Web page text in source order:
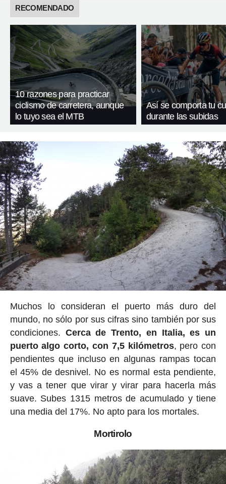
RECOMENDADO
10 razones para practicar
ciclismo de carretera, aunque
lo tuyo sea el MTB
Así se comporta tu
durante las subidas
Muchos lo consideran el puerto más duro del
mundo, no sólo por sus cifras sino también por sus
condiciones. Cerca de Trento, en Italia, es un
puerto algo corto, con 7,5 kilómetros, pero con
pendientes que incluso en algunas rampas tocan
el 45% de desnivel. No es normal esta pendiente,
y vas a tener que virar y virar para hacerla más
suave. Subes 1315 metros de acumulado y tiene
una media del 17%. No apto para los mortales.
Mortirolo